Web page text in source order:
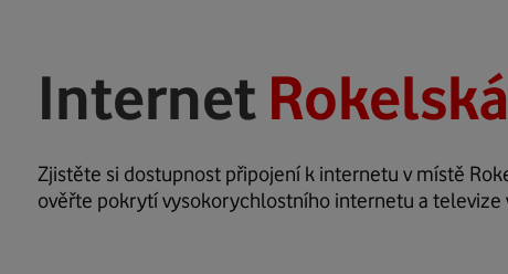
Internet
Zjistěte si dostupnost připojení k internetu v místě
ověřte pokrytí vysokorychlostního internetu a televize